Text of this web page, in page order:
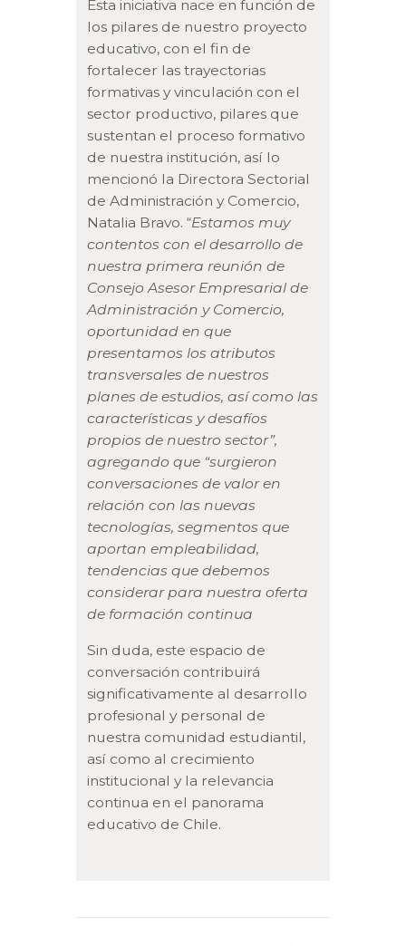
Esta iniciativa nace en función de
los pilares de nuestro proyecto
educativo, con el fin de
fortalecer las trayectorias
formativas y vinculación con el
sector productivo, pilares que
sustentan el proceso formativo
de nuestra institución, así lo
mencionó la Directora Sectorial
de Administración y Comercio,
Natalia Bravo. “Estamos muy
contentos con el desarrollo de
nuestra primera reunión de
Consejo Asesor Empresarial de
Administración y Comercio,
oportunidad en que
presentamos los atributos
transversales de nuestros
planes de estudios, así como las
características y desafíos
propios de nuestro sector”,
agregando que “surgieron
conversaciones de valor en
relación con las nuevas
tecnologías, segmentos que
aportan empleabilidad,
tendencias que debemos
considerar para nuestra oferta
de formación continua
Sin duda, este espacio de
conversación contribuirá
significativamente al desarrollo
profesional y personal de
nuestra comunidad estudiantil,
así como al crecimiento
institucional y la relevancia
continua en el panorama
educativo de Chile.